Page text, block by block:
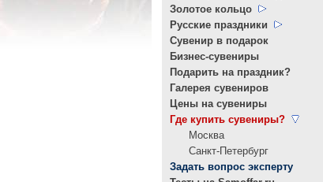
Золотое кольцо
Русские праздники
Сувенир в подарок
Бизнес-сувениры
Подарить на праздник?
Галерея сувениров
Цены на сувениры
Где купить сувениры?
Москва
Санкт-Петербург
Задать вопрос эксперту